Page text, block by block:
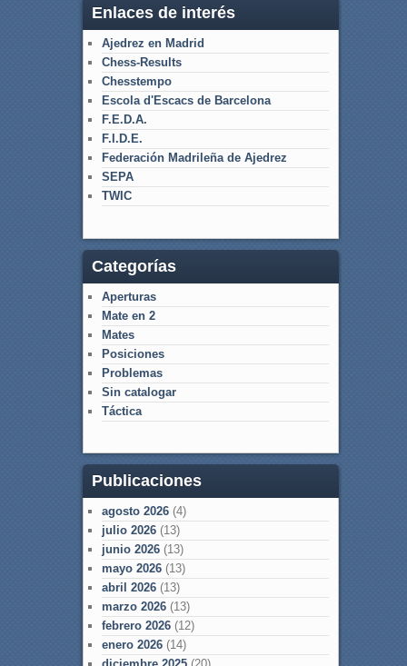
Enlaces de interés
Ajedrez en Madrid
Chess-Results
Chesstempo
Escola d'Escacs de Barcelona
F.E.D.A.
F.I.D.E.
Federación Madrileña de Ajedrez
SEPA
TWIC
Categorías
Aperturas
Mate en 2
Mates
Posiciones
Problemas
Sin catalogar
Táctica
Publicaciones
agosto 2026(4)
julio 2026(13)
junio 2026(13)
mayo 2026(13)
abril 2026(13)
marzo 2026(13)
febrero 2026(12)
enero 2026(14)